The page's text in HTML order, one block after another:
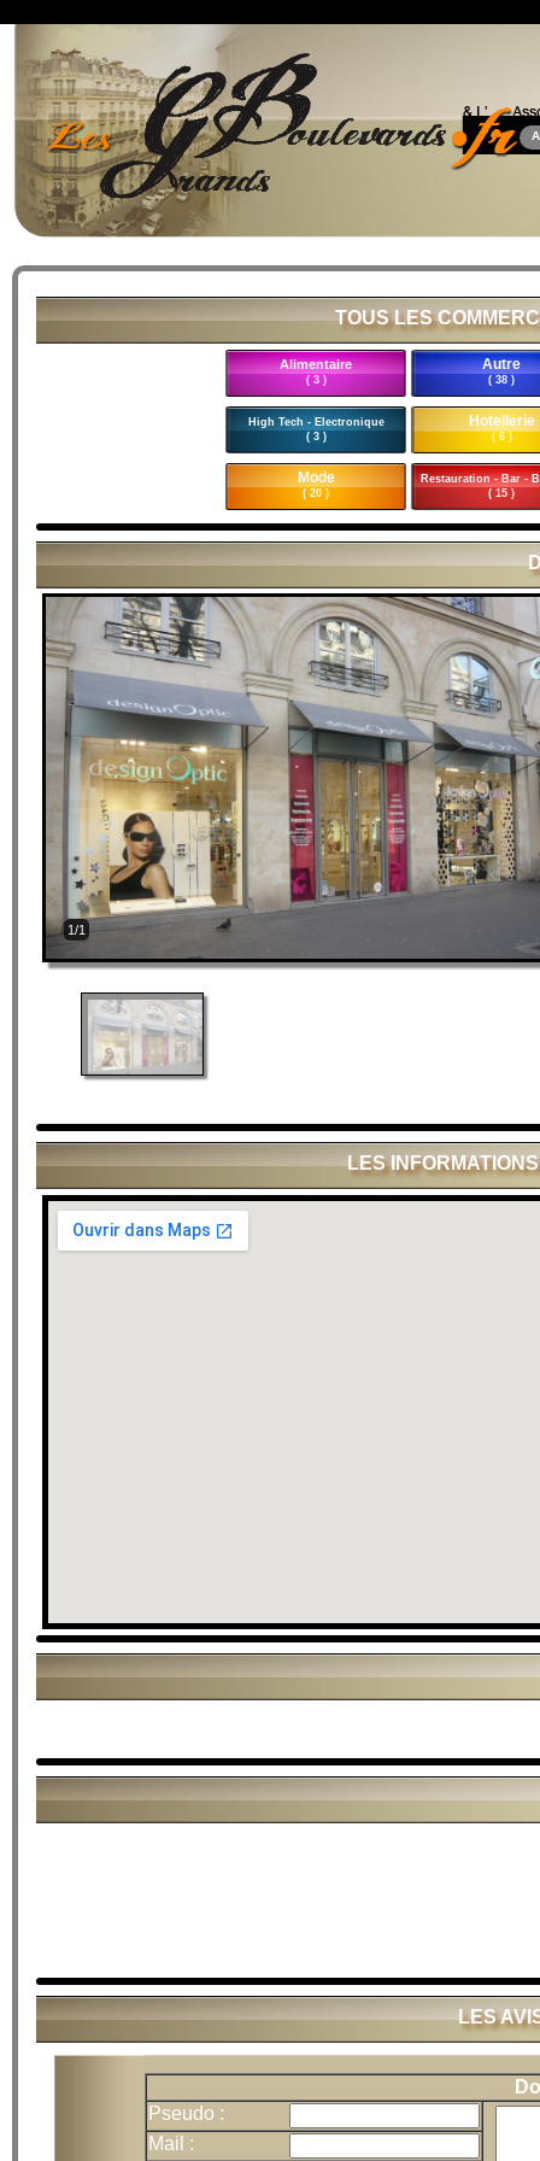
TOUS LES
Alimentaire
( 3 )
Autre
( 38 )
High Tech - Electronique
( 3 )
Hotellerie
( 6 )
Mode
( 20 )
Restauration - Bar -
( 15 )
1/1
LES
LES
Pseudo :
Mail :